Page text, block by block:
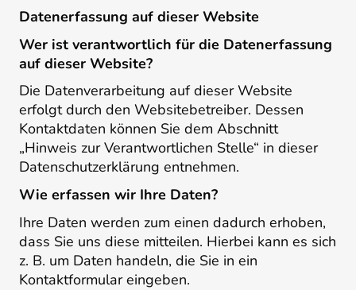
Datenerfassung auf dieser Website
Wer ist verantwortlich für die Datenerfassung
auf dieser Website?
Die Datenverarbeitung auf dieser Website
erfolgt durch den Websitebetreiber. Dessen
Kontaktdaten können Sie dem Abschnitt
„Hinweis zur Verantwortlichen Stelle“ in dieser
Datenschutzerklärung entnehmen.
Wie erfassen wir Ihre Daten?
Ihre Daten werden zum einen dadurch erhoben,
dass Sie uns diese mitteilen. Hierbei kann es sich
z. B. um Daten handeln, die Sie in ein
Kontaktformular eingeben.